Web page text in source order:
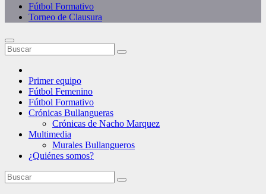
Fútbol Formativo
Torneo de Clausura
Primer equipo
Fútbol Femenino
Fútbol Formativo
Crónicas Bullangueras
Crónicas de Nacho Marquez
Multimedia
Murales Bullangueros
¿Quiénes somos?